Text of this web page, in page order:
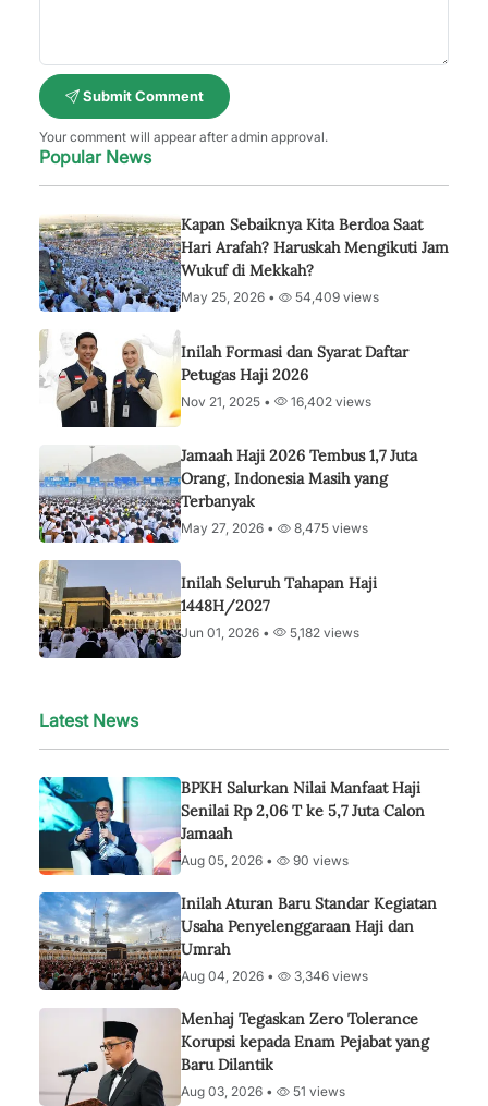
Submit Comment
Your comment will appear after admin approval.
Popular News
Kapan Sebaiknya Kita Berdoa Saat
Hari Arafah? Haruskah Mengikuti Jam
Wukuf di Mekkah?
May 25, 2026 • 54,409 views
Inilah Formasi dan Syarat Daftar
Petugas Haji 2026
Nov 21, 2025 • 16,402 views
Jamaah Haji 2026 Tembus 1,7 Juta
Orang, Indonesia Masih yang
Terbanyak
May 27, 2026 • 8,475 views
Inilah Seluruh Tahapan Haji
1448H/2027
Jun 01, 2026 • 5,182 views
Latest News
BPKH Salurkan Nilai Manfaat Haji
Senilai Rp 2,06 T ke 5,7 Juta Calon
Jamaah
Aug 05, 2026 • 90 views
Inilah Aturan Baru Standar Kegiatan
Usaha Penyelenggaraan Haji dan
Umrah
Aug 04, 2026 • 3,346 views
Menhaj Tegaskan Zero Tolerance
Korupsi kepada Enam Pejabat yang
Baru Dilantik
Aug 03, 2026 • 51 views